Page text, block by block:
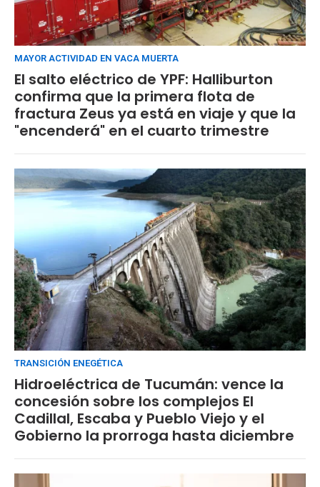
MAYOR ACTIVIDAD EN VACA MUERTA
El salto eléctrico de YPF: Halliburton
confirma que la primera flota de
fractura Zeus ya está en viaje y que la
"encenderá" en el cuarto trimestre
TRANSICIÓN ENEGÉTICA
Hidroeléctrica de Tucumán: vence la
concesión sobre los complejos El
Cadillal, Escaba y Pueblo Viejo y el
Gobierno la prorroga hasta diciembre